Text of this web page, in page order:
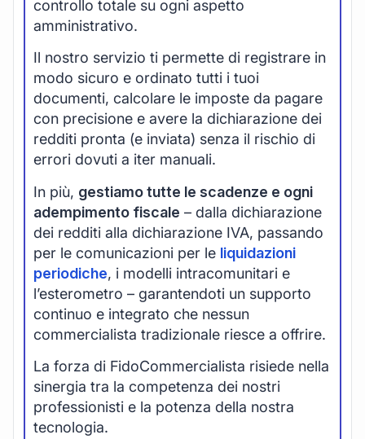
controllo totale su ogni aspetto
amministrativo.
Il nostro servizio ti permette di registrare in
modo sicuro e ordinato tutti i tuoi
documenti, calcolare le imposte da pagare
con precisione e avere la dichiarazione dei
redditi pronta (e inviata) senza il rischio di
errori dovuti a iter manuali.
In più, gestiamo tutte le scadenze e ogni
adempimento fiscale – dalla dichiarazione
dei redditi alla dichiarazione IVA, passando
per le comunicazioni per le liquidazioni
periodiche, i modelli intracomunitari e
l’esterometro – garantendoti un supporto
continuo e integrato che nessun
commercialista tradizionale riesce a offrire.
La forza di FidoCommercialista risiede nella
sinergia tra la competenza dei nostri
professionisti e la potenza della nostra
tecnologia.